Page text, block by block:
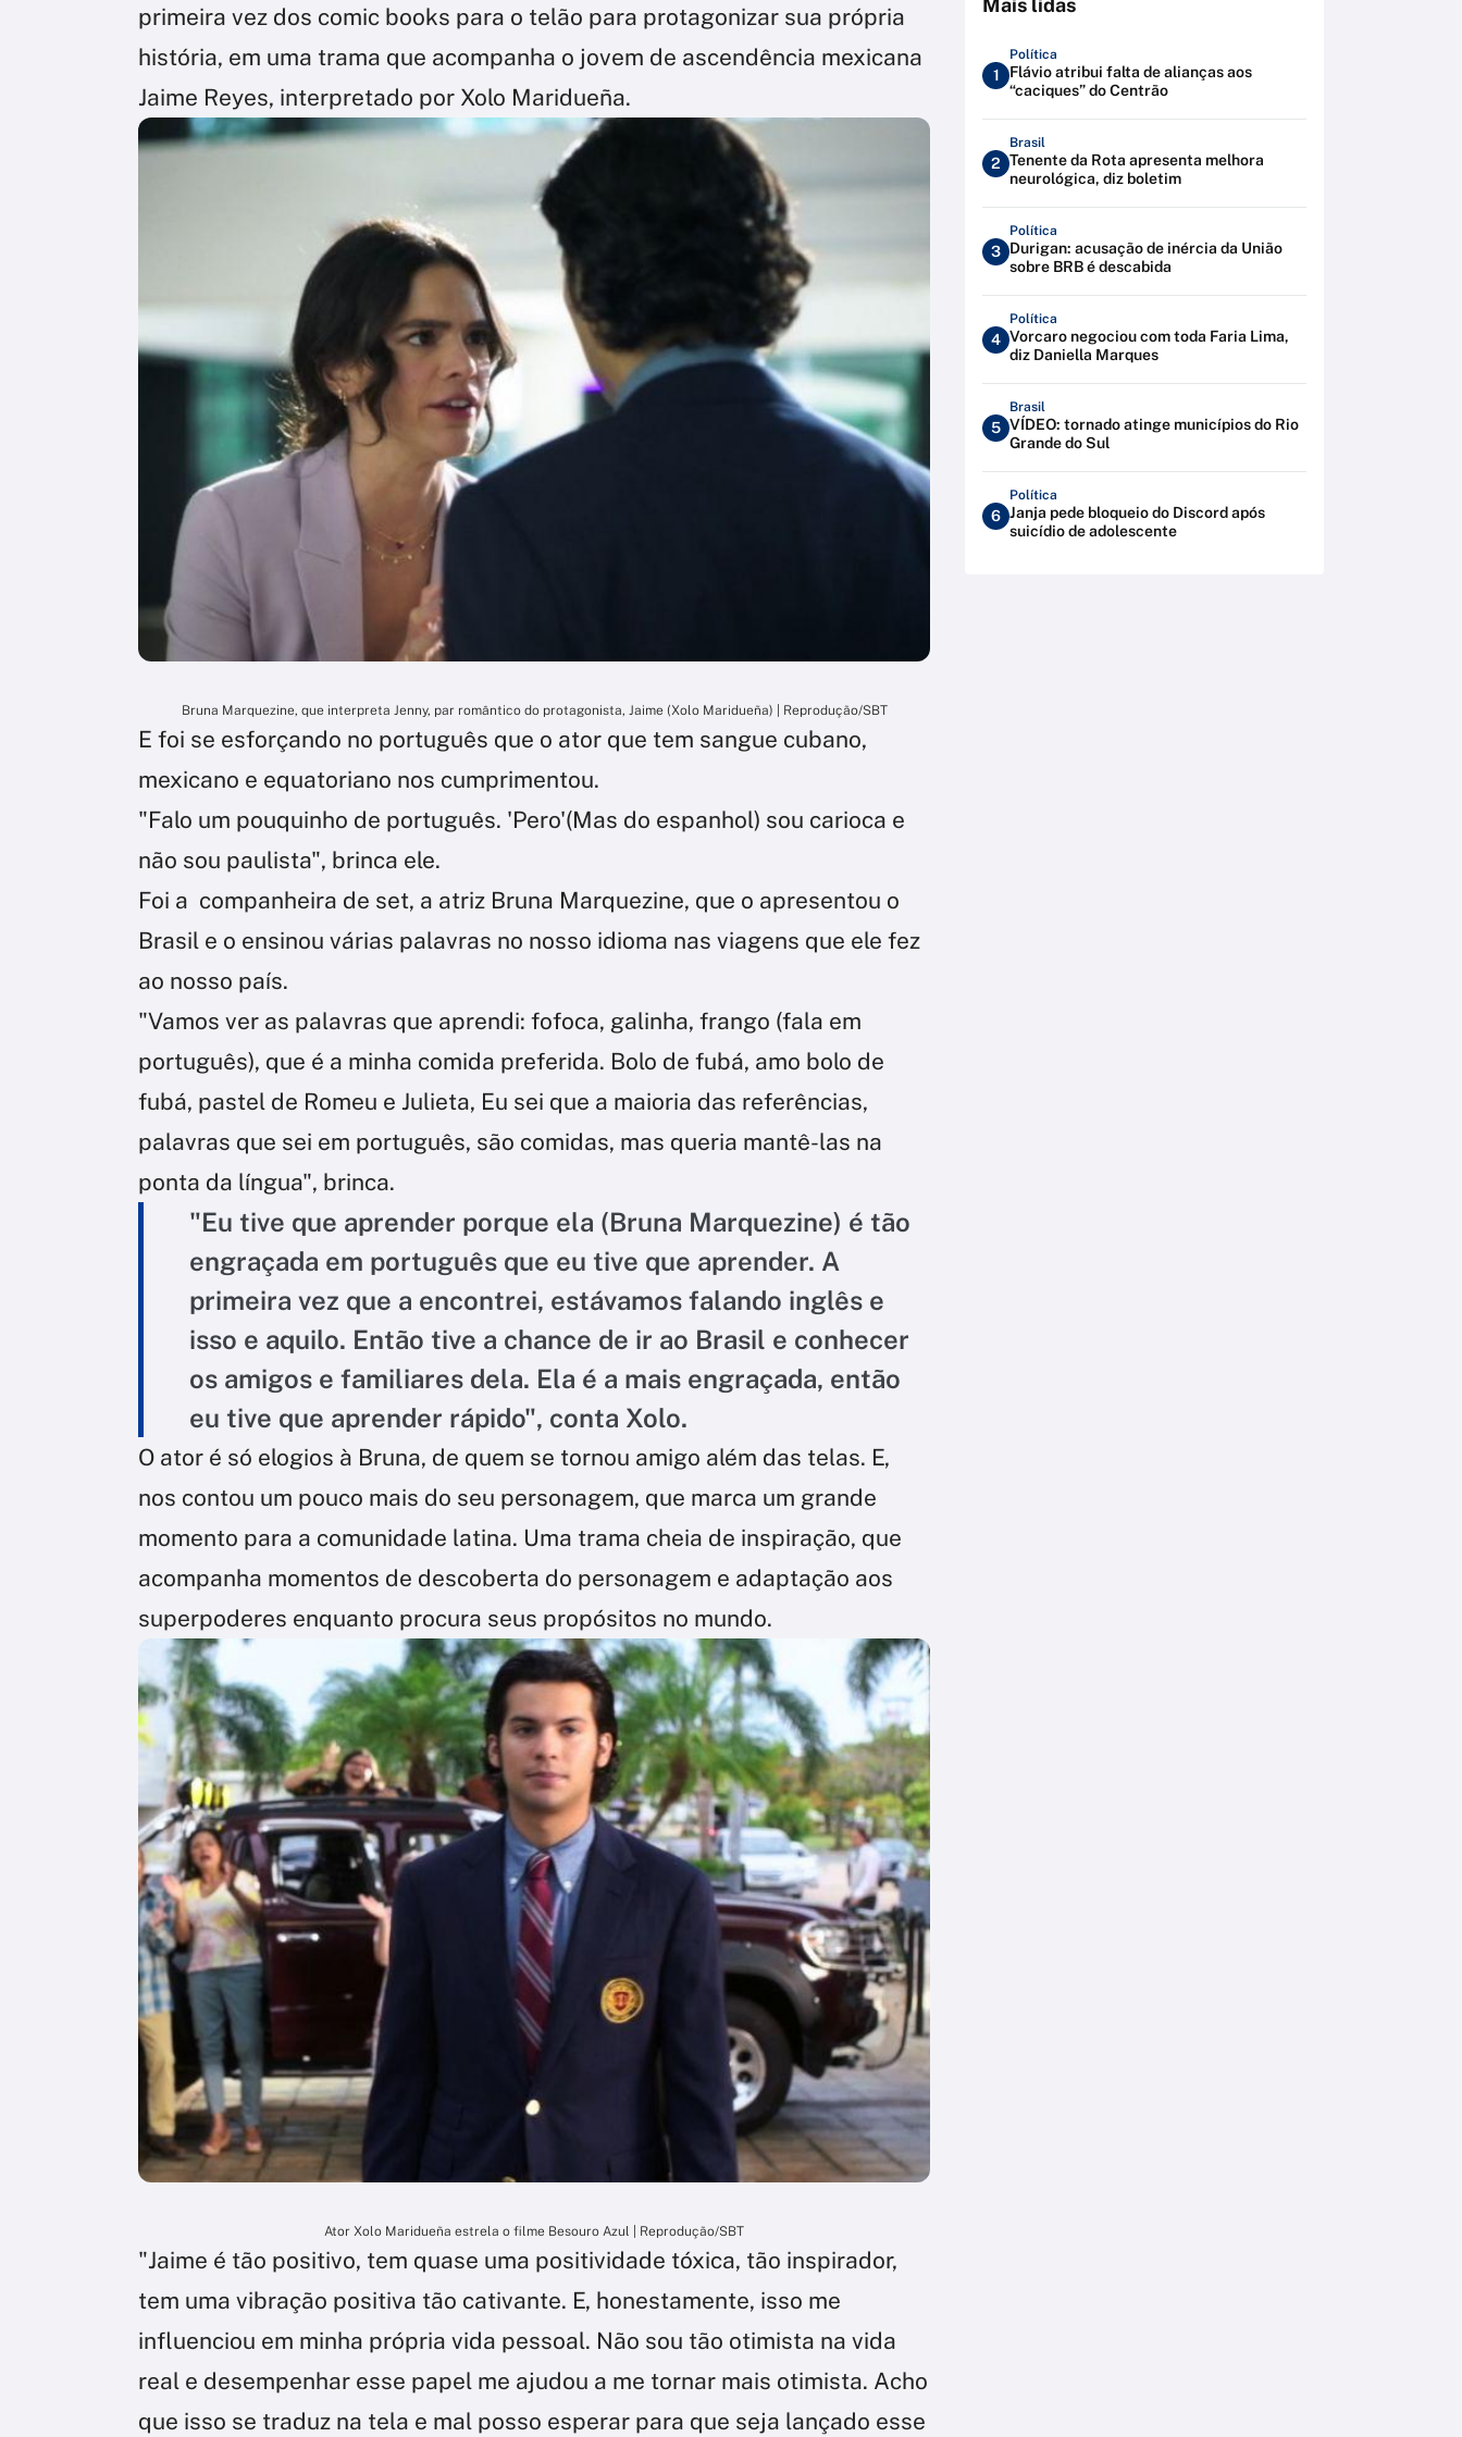
primeira vez dos comic books para o telão para protagonizar sua própria
história, em uma trama que acompanha o jovem de ascendência mexicana
Jaime Reyes, interpretado por Xolo Maridueña.
Bruna Marquezine, que interpreta Jenny, par romântico do protagonista, Jaime (Xolo Maridueña) | Reprodução/SBT
E foi se esforçando no português que o ator que tem sangue cubano,
mexicano e equatoriano nos cumprimentou.
"Falo um pouquinho de português. 'Pero'(Mas do espanhol) sou carioca e
não sou paulista", brinca ele.
Foi a companheira de set, a atriz Bruna Marquezine, que o apresentou o
Brasil e o ensinou várias palavras no nosso idioma nas viagens que ele fez
ao nosso país.
"Vamos ver as palavras que aprendi: fofoca, galinha, frango (fala em
português), que é a minha comida preferida. Bolo de fubá, amo bolo de
fubá, pastel de Romeu e Julieta, Eu sei que a maioria das referências,
palavras que sei em português, são comidas, mas queria mantê-las na
ponta da língua", brinca.
"Eu tive que aprender porque ela (Bruna Marquezine) é tão
engraçada em português que eu tive que aprender. A
primeira vez que a encontrei, estávamos falando inglês e
isso e aquilo. Então tive a chance de ir ao Brasil e conhecer
os amigos e familiares dela. Ela é a mais engraçada, então
eu tive que aprender rápido", conta Xolo.
O ator é só elogios à Bruna, de quem se tornou amigo além das telas. E,
nos contou um pouco mais do seu personagem, que marca um grande
momento para a comunidade latina. Uma trama cheia de inspiração, que
acompanha momentos de descoberta do personagem e adaptação aos
superpoderes enquanto procura seus propósitos no mundo.
Ator Xolo Maridueña estrela o filme Besouro Azul | Reprodução/SBT
"Jaime é tão positivo, tem quase uma positividade tóxica, tão inspirador,
tem uma vibração positiva tão cativante. E, honestamente, isso me
influenciou em minha própria vida pessoal. Não sou tão otimista na vida
real e desempenhar esse papel me ajudou a me tornar mais otimista. Acho
que isso se traduz na tela e mal posso esperar para que seja lançado esse
Mais lidas
1
Política
Flávio atribui falta de alianças aos
“caciques” do Centrão
2
Brasil
Tenente da Rota apresenta melhora
neurológica, diz boletim
3
Política
Durigan: acusação de inércia da União
sobre BRB é descabida
4
Política
Vorcaro negociou com toda Faria Lima,
diz Daniella Marques
5
Brasil
VÍDEO: tornado atinge municípios do Rio
Grande do Sul
6
Política
Janja pede bloqueio do Discord após
suicídio de adolescente